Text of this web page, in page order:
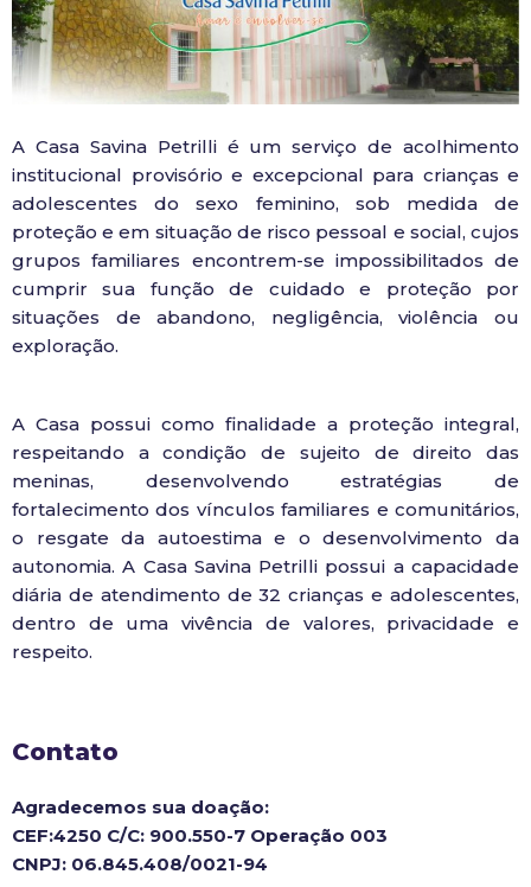
A Casa Savina Petrilli é um serviço de acolhimento
institucional provisório e excepcional para crianças e
adolescentes do sexo feminino, sob medida de
proteção e em situação de risco pessoal e social, cujos
grupos familiares encontrem-se impossibilitados de
cumprir sua função de cuidado e proteção por
situações de abandono, negligência, violência ou
exploração.
A Casa possui como finalidade a proteção integral,
respeitando a condição de sujeito de direito das
meninas, desenvolvendo estratégias de
fortalecimento dos vínculos familiares e comunitários,
o resgate da autoestima e o desenvolvimento da
autonomia. A Casa Savina Petrilli possui a capacidade
diária de atendimento de 32 crianças e adolescentes,
dentro de uma vivência de valores, privacidade e
respeito.
Contato
Agradecemos sua doação:
CEF:4250 C/C: 900.550-7 Operação 003
CNPJ: 06.845.408/0021-94